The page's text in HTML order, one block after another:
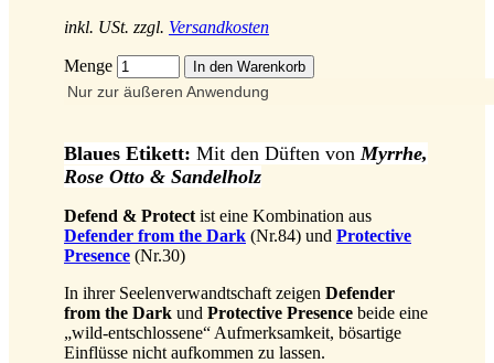
inkl. USt. zzgl. Versandkosten
Menge
Nur zur äußeren Anwendung
Blaues Etikett: Mit den Düften von Myrrhe,
Rose Otto & Sandelholz
Defend & Protect ist eine Kombination aus
Defender from the Dark (Nr.84) und Protective
Presence (Nr.30)
In ihrer Seelenverwandtschaft zeigen Defender
from the Dark und Protective Presence beide eine
„wild-entschlossene“ Aufmerksamkeit, bösartige
Einflüsse nicht aufkommen zu lassen.